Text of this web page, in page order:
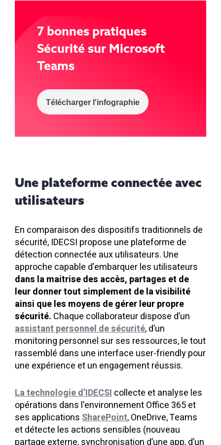
7 bonnes pratiques
Sécurité sur Microsoft
Teams
Télécharger l'infographie
Une plateforme connectée avec
utilisateurs
En comparaison des dispositifs traditionnels de
sécurité, IDECSI propose une plateforme de
détection connectée aux utilisateurs. Une
approche capable d’embarquer les utilisateurs
dans la maitrise des accès, partages et de
leur donner tout simplement de la visibilité
ainsi que les moyens de gérer leur propre
sécurité. Chaque collaborateur dispose d’un
assistant personnel de sécurité, d’un
monitoring personnel sur ses ressources, le tout
rassemblé dans une interface user-friendly pour
une expérience et un engagement réussis.
La technologie d’IDECSIcollecte et analyse les
opérations dans l’environnement Office 365 et
ses applicationsSharePoint, OneDrive, Teams
et détecte les actions sensibles (nouveau
partage externe, synchronisation d’une app, d’un